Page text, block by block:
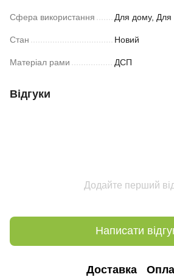
Сфера використання Для дому, Для
Стан Новий
Матеріал рами ДСП
Відгуки
Додайте перший
Написати
Доставка